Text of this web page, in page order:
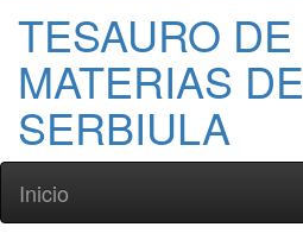
TESAURO DE
MATERIAS DE
SERBIULA
Inicio